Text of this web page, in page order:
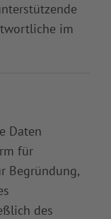
im
Daten
für
Begründung,
des